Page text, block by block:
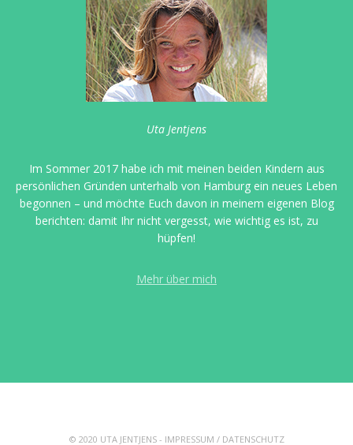
Uta Jentjens
Im Sommer 2017 habe ich mit meinen beiden Kindern aus
persönlichen Gründen unterhalb von Hamburg ein neues Leben
begonnen – und möchte Euch davon in meinem eigenen Blog
berichten: damit Ihr nicht vergesst, wie wichtig es ist, zu
hüpfen!
Mehr über mich
© 2020 UTA JENTJENS - IMPRESSUM / DATENSCHUTZ